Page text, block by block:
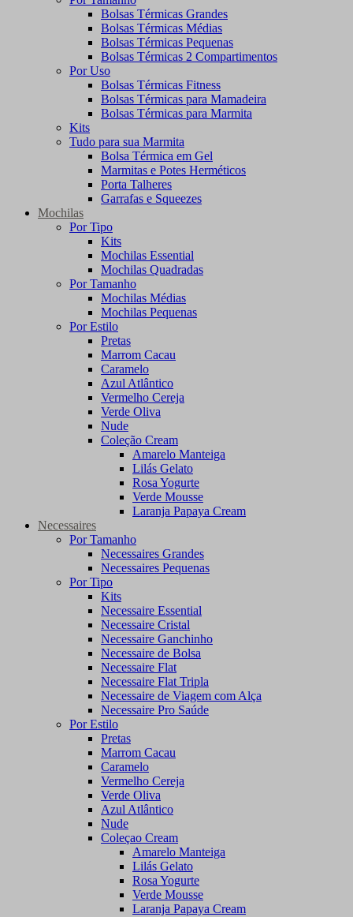
Bolsas Térmicas Grandes
Bolsas Térmicas Médias
Bolsas Térmicas Pequenas
Bolsas Térmicas 2 Compartimentos
Por Uso
Bolsas Térmicas Fitness
Bolsas Térmicas para Mamadeira
Bolsas Térmicas para Marmita
Kits
Tudo para sua Marmita
Bolsa Térmica em Gel
Marmitas e Potes Herméticos
Porta Talheres
Garrafas e Squeezes
Mochilas
Por Tipo
Kits
Mochilas Essential
Mochilas Quadradas
Por Tamanho
Mochilas Médias
Mochilas Pequenas
Por Estilo
Pretas
Marrom Cacau
Caramelo
Azul Atlântico
Vermelho Cereja
Verde Oliva
Nude
Coleção Cream
Amarelo Manteiga
Lilás Gelato
Rosa Yogurte
Verde Mousse
Laranja Papaya Cream
Necessaires
Por Tamanho
Necessaires Grandes
Necessaires Pequenas
Por Tipo
Kits
Necessaire Essential
Necessaire Cristal
Necessaire Ganchinho
Necessaire de Bolsa
Necessaire Flat
Necessaire Flat Tripla
Necessaire de Viagem com Alça
Necessaire Pro Saúde
Por Estilo
Pretas
Marrom Cacau
Caramelo
Vermelho Cereja
Verde Oliva
Azul Atlântico
Nude
Coleçao Cream
Amarelo Manteiga
Lilás Gelato
Rosa Yogurte
Verde Mousse
Laranja Papaya Cream